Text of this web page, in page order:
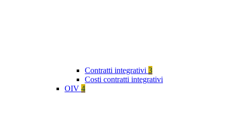
Contratti integrativi 3
Costi contratti integrativi
OIV 4